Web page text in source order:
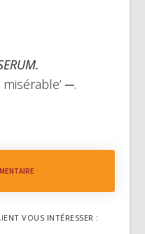
─.
VOUS INTÉRESSER :